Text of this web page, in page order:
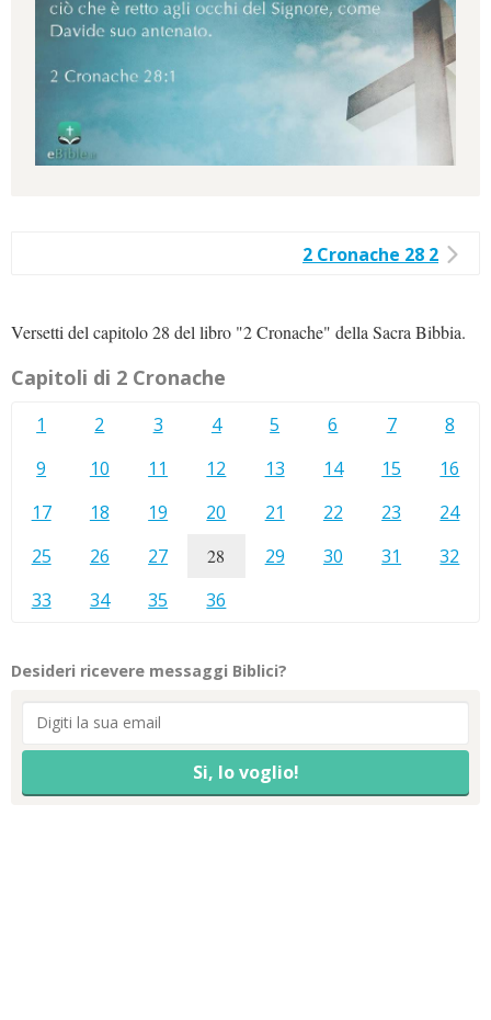
2 Cronache 28 2
Versetti del capitolo 28 del libro "2 Cronache" della Sacra Bibbia.
Capitoli di 2 Cronache
1 2 3 4 5 6 7
8
9
10 11 12 13 14 15
16
17
18 19 20 21 22 23
24
25
26 27 28 29 30 31
32
33
34 35 36
Desideri ricevere messaggi Biblici?